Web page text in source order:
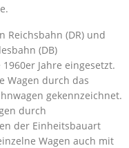
Reichsbahn (DR) und
(DB)
Jahre eingesetzt.
Wagen durch das
gekennzeichnet.
durch
der Einheitsbauart
Wagen auch mit